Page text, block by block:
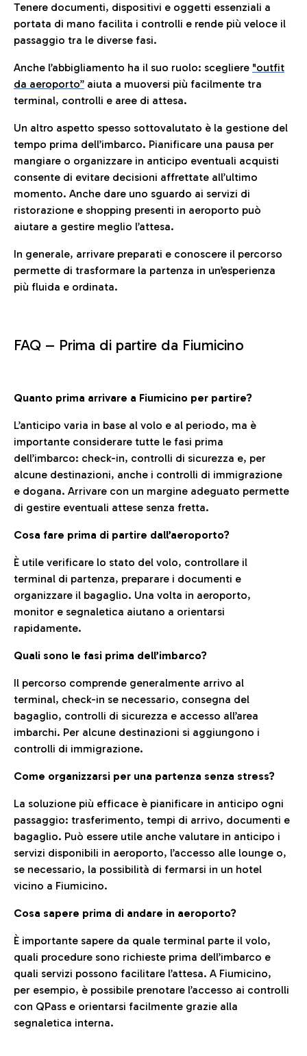
Tenere documenti, dispositivi e oggetti essenziali a
portata di mano facilita i controlli e rende più veloce il
passaggio tra le diverse fasi.
Anche l’abbigliamento ha il suo ruolo: scegliere "outfit
da aeroporto” aiuta a muoversi più facilmente tra
terminal, controlli e aree di attesa.
Un altro aspetto spesso sottovalutato è la gestione del
tempo prima dell’imbarco. Pianificare una pausa per
mangiare o organizzare in anticipo eventuali acquisti
consente di evitare decisioni affrettate all’ultimo
momento. Anche dare uno sguardo ai servizi di
ristorazione e shopping presenti in aeroporto può
aiutare a gestire meglio l’attesa.
In generale, arrivare preparati e conoscere il percorso
permette di trasformare la partenza in un’esperienza
più fluida e ordinata.
FAQ – Prima di partire da Fiumicino
Quanto prima arrivare a Fiumicino per partire?
L’anticipo varia in base al volo e al periodo, ma è
importante considerare tutte le fasi prima
dell’imbarco: check-in, controlli di sicurezza e, per
alcune destinazioni, anche i controlli di immigrazione
e dogana. Arrivare con un margine adeguato permette
di gestire eventuali attese senza fretta.
Cosa fare prima di partire dall’aeroporto?
È utile verificare lo stato del volo, controllare il
terminal di partenza, preparare i documenti e
organizzare il bagaglio. Una volta in aeroporto,
monitor e segnaletica aiutano a orientarsi
rapidamente.
Quali sono le fasi prima dell’imbarco?
Il percorso comprende generalmente arrivo al
terminal, check-in se necessario, consegna del
bagaglio, controlli di sicurezza e accesso all’area
imbarchi. Per alcune destinazioni si aggiungono i
controlli di immigrazione.
Come organizzarsi per una partenza senza stress?
La soluzione più efficace è pianificare in anticipo ogni
passaggio: trasferimento, tempi di arrivo, documenti e
bagaglio. Può essere utile anche valutare in anticipo i
servizi disponibili in aeroporto, l’accesso alle lounge o,
se necessario, la possibilità di fermarsi in un hotel
vicino a Fiumicino.
Cosa sapere prima di andare in aeroporto?
È importante sapere da quale terminal parte il volo,
quali procedure sono richieste prima dell’imbarco e
quali servizi possono facilitare l’attesa. A Fiumicino,
per esempio, è possibile prenotare l’accesso ai controlli
con QPass e orientarsi facilmente grazie alla
segnaletica interna.